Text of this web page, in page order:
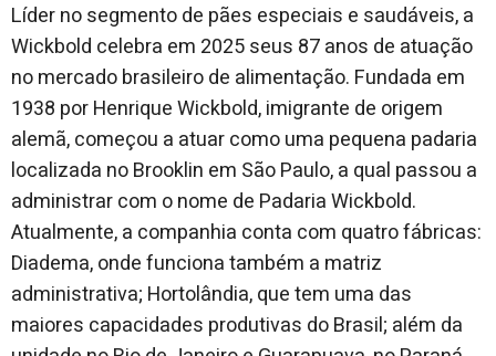
Líder no segmento de pães especiais e saudáveis, a
Wickbold celebra em 2025 seus 87 anos de atuação
no mercado brasileiro de alimentação. Fundada em
1938 por Henrique Wickbold, imigrante de origem
alemã, começou a atuar como uma pequena padaria
localizada no Brooklin em São Paulo, a qual passou a
administrar com o nome de Padaria Wickbold.
Atualmente, a companhia conta com quatro fábricas:
Diadema, onde funciona também a matriz
administrativa; Hortolândia, que tem uma das
maiores capacidades produtivas do Brasil; além da